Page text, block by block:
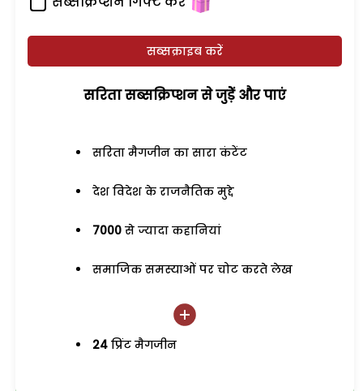
सब्सक्राइब करें
सरिता सब्सक्रिप्शन से जुड़ेें और पाएं
सरिता मैगजीन का सारा कंटेंट
देश विदेश के राजनैतिक मुद्दे
7000 से ज्यादा कहानियां
समाजिक समस्याओं पर चोट करते लेख
24 प्रिंट मैगजीन